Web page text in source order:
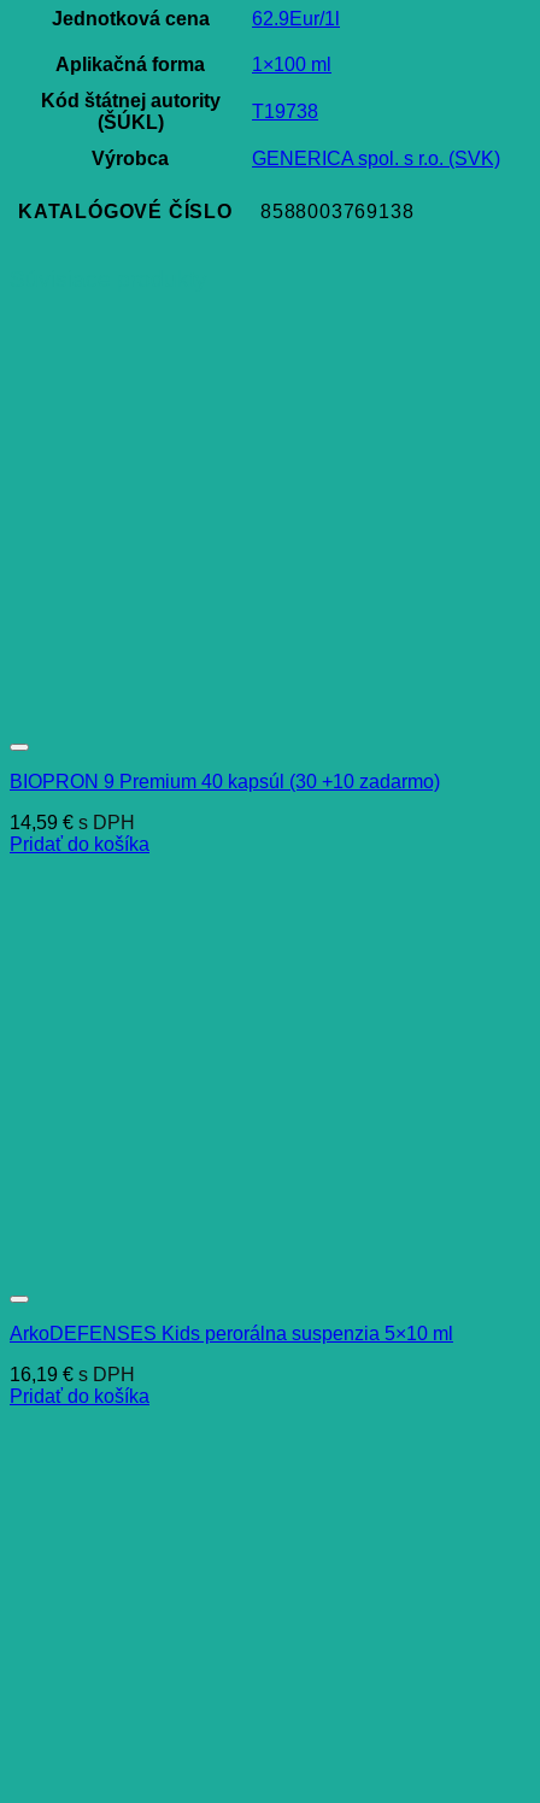
Jednotková cena 62.9Eur/1l
Aplikačná forma
1×100 ml
Kód štátnej autority
(ŠÚKL)
T19738
Výrobca GENERICA spol. s r.o. (SVK)
KATALÓGOVÉ ČÍSLO 8588003769138
BIOPRON 9 Premium 40 kapsúl (30 +10 zadarmo)
14,59 € s DPH
Pridať do košíka
ArkoDEFENSES Kids perorálna suspenzia 5×10 ml
16,19 € s DPH
Pridať do košíka